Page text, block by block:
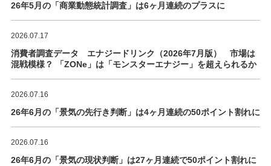
26年5月の「商業動態統計調査」は6ヶ月連続のプラスに
2026.07.17
消費者調査データ エナジードリンク（2026年7月版） 市場は
混戦模様？ 「ZONe」は「モンスターエナジー」を超えられるか
2026.07.16
26年6月の「景気の先行き判断」は4ヶ月連続の50ポイント割れに
2026.07.16
26年6月の「景気の現状判断」は27ヶ月連続で50ポイント割れに